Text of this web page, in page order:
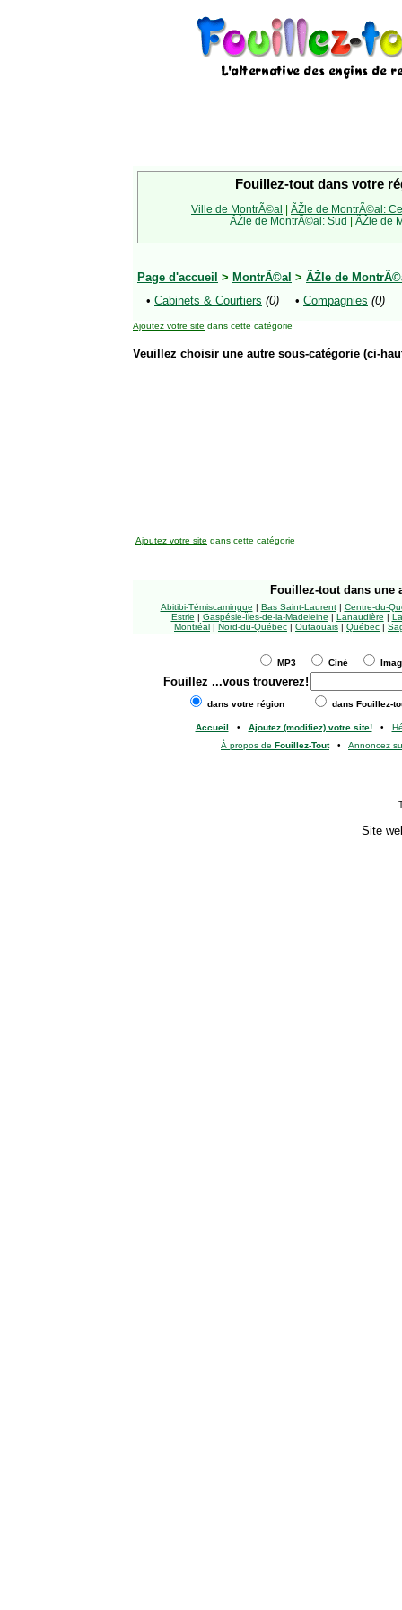
Fouillez-tout dans votre
Ville de MontrÃ©al | ÃŽle de MontrÃ©al:
ÃŽle de MontrÃ©al: Sud | ÃŽle de
Page d'accueil > MontrÃ©al > ÃŽle de
• Cabinets & Courtiers (0) • Compagnies (0)
Ajoutez votre site dans cette catégorie
Veuillez choisir une autre sous-catégorie (ci-
Ajoutez votre site dans cette catégorie
Fouillez-tout dans une
Abitibi-Témiscamingue | Bas Saint-Laurent| Centre-du-
Estrie | Gaspésie-Îles-de-la-Madeleine | Lanaudière |
Montréal | Nord-du-Québec | Outaouais | Québec |
MP3 Ciné
Fouillez ...vous trouverez!
dans votre région dans Fouillez-
Accueil • Ajoutez (modifiez) votre site!•
À propos de Fouillez-Tout• Annoncez
Site